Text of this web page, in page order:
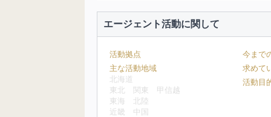
エージェント活動に関して
活動拠点
主な活動地域
北海道
東北
関東
甲信越
東海
北陸
近畿
中国
今まで
求めて
活動目